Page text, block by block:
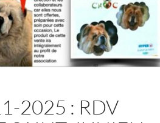
2025 : RDV